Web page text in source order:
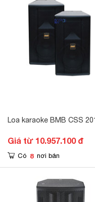
Loa karaoke BMB CSS
Giá từ 10.957.100 đ
Có 8 nơi bán